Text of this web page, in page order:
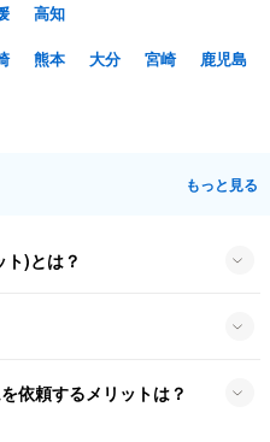
高知
熊本 大分 宮崎
鹿児島
もっと見る
ト)とは？
依頼するメリットは？